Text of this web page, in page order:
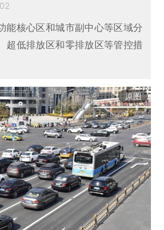
能核心区和城市副中心等区域分
超低排放区和零排放区等管控措
原图